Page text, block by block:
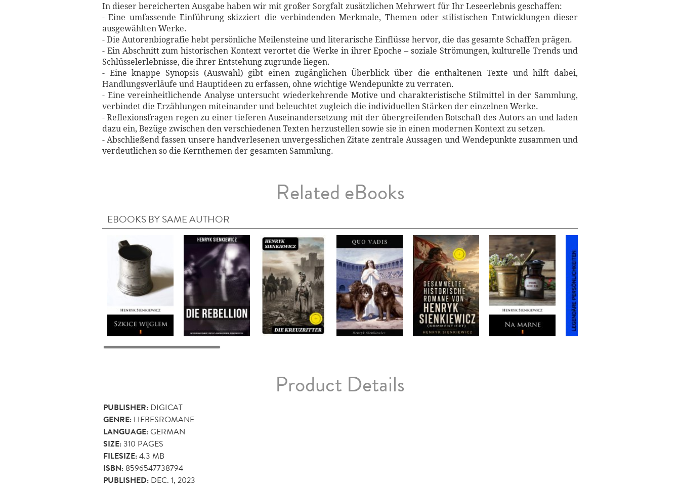
In dieser bereicherten Ausgabe haben wir mit großer Sorgfalt zusätzlichen Mehrwert für Ihr Leseerlebnis geschaffen:
- Eine umfassende Einführung skizziert die verbindenden Merkmale, Themen oder stilistischen Entwicklungen dieser
ausgewählten Werke.
- Die Autorenbiografie hebt persönliche Meilensteine und literarische Einflüsse hervor, die das gesamte Schaffen prägen.
- Ein Abschnitt zum historischen Kontext verortet die Werke in ihrer Epoche – soziale Strömungen, kulturelle Trends und
Schlüsselerlebnisse, die ihrer Entstehung zugrunde liegen.
- Eine knappe Synopsis (Auswahl) gibt einen zugänglichen Überblick über die enthaltenen Texte und hilft dabei,
Handlungsverläufe und Hauptideen zu erfassen, ohne wichtige Wendepunkte zu verraten.
- Eine vereinheitlichende Analyse untersucht wiederkehrende Motive und charakteristische Stilmittel in der Sammlung,
verbindet die Erzählungen miteinander und beleuchtet zugleich die individuellen Stärken der einzelnen Werke.
- Reflexionsfragen regen zu einer tieferen Auseinandersetzung mit der übergreifenden Botschaft des Autors an und laden
dazu ein, Bezüge zwischen den verschiedenen Texten herzustellen sowie sie in einen modernen Kontext zu setzen.
- Abschließend fassen unsere handverlesenen unvergesslichen Zitate zentrale Aussagen und Wendepunkte zusammen und
verdeutlichen so die Kernthemen der gesamten Sammlung.
Related eBooks
EBOOKS BY SAME AUTHOR
Product Details
PUBLISHER: DIGICAT
GENRE: LIEBESROMANE
LANGUAGE:GERMAN
SIZE:310 PAGES
FILESIZE:4.3 MB
ISBN: 8596547738794
PUBLISHED: DEC. 1, 2023